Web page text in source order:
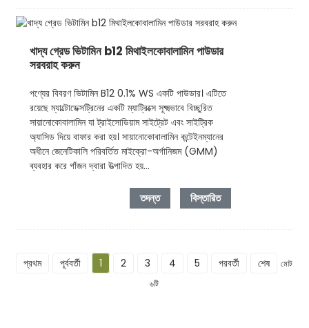
খাদ্য গ্রেড ভিটামিন b12 মিথাইলকোবালামিন পাউডার
সরবরাহ করুন
পণ্যের বিবরণ ভিটামিন B12 0.1% WS একটি পাউডার। এটিতে
রয়েছে ম্যাল্টোডেক্সট্রিনের একটি ম্যাট্রিক্সে সূক্ষ্মভাবে বিচ্ছুরিত
সায়ানোকোবালামিন যা ট্রাইসোডিয়াম সাইট্রেট এবং সাইট্রিক
অ্যাসিড দিয়ে বাফার করা হয়। সায়ানোকোবালামিন কন্টেইনম্যানের
অধীনে জেনেটিকালি পরিবর্তিত মাইক্রো-অর্গানিজম (GMM)
ব্যবহার করে গাঁজন দ্বারা উত্পাদিত হয়...
তদন্ত বিস্তারিত
প্রথম পূর্ববর্তী 1 2 3 4 5 পরবর্তী শেষ
মোট
৬টি